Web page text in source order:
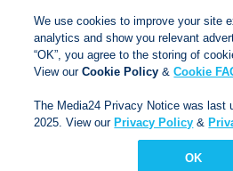
Manuskrip
voorlegging
Copyright © 2018Jonathan
Netgen
We use cookies to improve your site
analytics and show you relevant
“OK”, you agree to the storing of
View ourCookie Policy &Cookie
The Media24 Privacy Notice was last
2025. View our Privacy Policy &
OK